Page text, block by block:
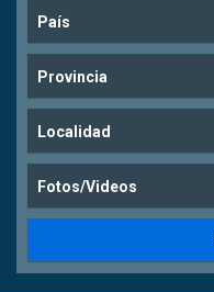
País
Provincia
Localidad
Fotos/Videos